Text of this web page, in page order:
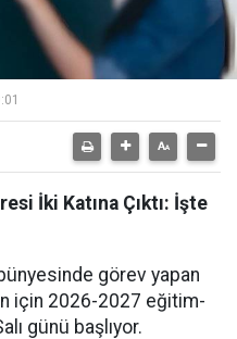
İki Katına Çıktı: İşte
görev yapan
için 2026-2027 eğitim-
günü başlıyor.